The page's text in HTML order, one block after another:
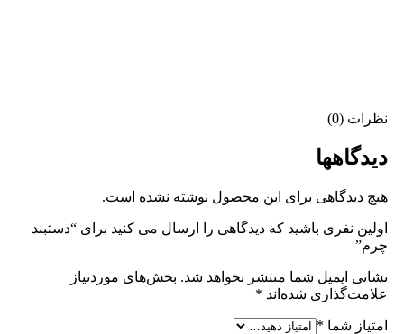
نظرات (0)
دیدگاهها
هیچ دیدگاهی برای این محصول نوشته نشده است.
اولین نفری باشید که دیدگاهی را ارسال می کنید برای “دستبند
چرم”
نشانی ایمیل شما منتشر نخواهد شد. بخش‌های موردنیاز
علامت‌گذاری شده‌اند *
امتیاز شما *